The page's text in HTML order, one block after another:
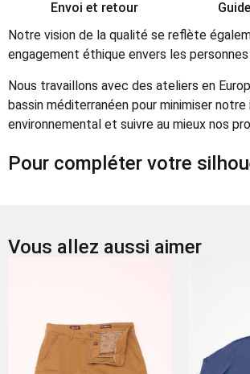
Envoi et retour
Notre vision de la qualité se reflète
engagement éthique envers les
Nous travaillons avec des ateliers en
bassin méditerranéen pour minimiser
environnemental et suivre au mieux nos
Pour compléter votre
Vous allez aussi aimer